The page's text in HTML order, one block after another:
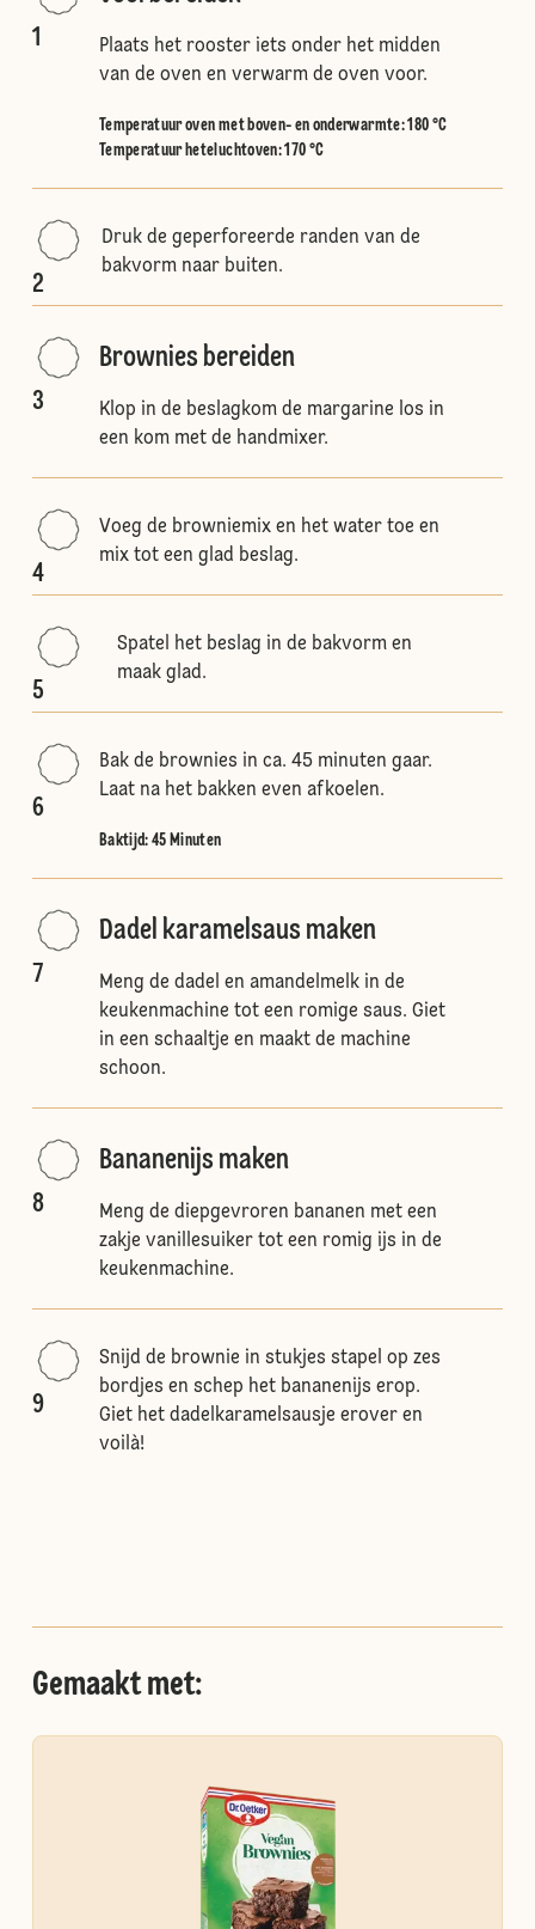
1
Plaats het rooster iets onder het midden
van de oven en verwarm de oven voor.
Temperatuur oven met boven- en onderwarmte:180 °C
Temperatuur heteluchtoven:170 °C
2
Druk de geperforeerde randen van de
bakvorm naar buiten.
3
Brownies bereiden
Klop in de beslagkom de margarine los in
een kom met de handmixer.
4
Voeg de browniemix en het water toe en
mix tot een glad beslag.
5
Spatel het beslag in de bakvorm en
maak glad.
6
Bak de brownies in ca. 45 minuten gaar.
Laat na het bakken even afkoelen.
Baktijd: 45 Minuten
7
Dadel karamelsaus maken
Meng de dadel en amandelmelk in de
keukenmachine tot een romige saus. Giet
in een schaaltje en maakt de machine
schoon.
8
Bananenijs maken
Meng de diepgevroren bananen met een
zakje vanillesuiker tot een romig ijs in de
keukenmachine.
9
Snijd de brownie in stukjes stapel op zes
bordjes en schep het bananenijs erop.
Giet het dadelkaramelsausje erover en
voilà!
Gemaakt met: